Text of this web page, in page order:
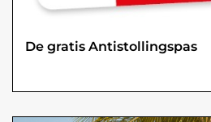
De gratis Antistollingspas